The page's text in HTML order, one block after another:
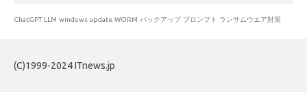
ChatGPT LLM windows update WORM バックアップ プロンプト ランサムウエア対策
(C)1999-2024 ITnews.jp